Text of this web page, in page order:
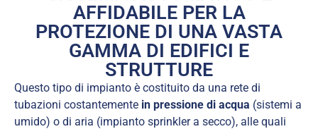
AFFIDABILE PER LA
PROTEZIONE DI UNA VASTA
GAMMA DI EDIFICI E
STRUTTURE
Questo tipo di impianto è costituito da una rete di
tubazioni costantemente in pressione di acqua (sistemi a
umido) o di aria (impianto sprinkler a secco), alle quali